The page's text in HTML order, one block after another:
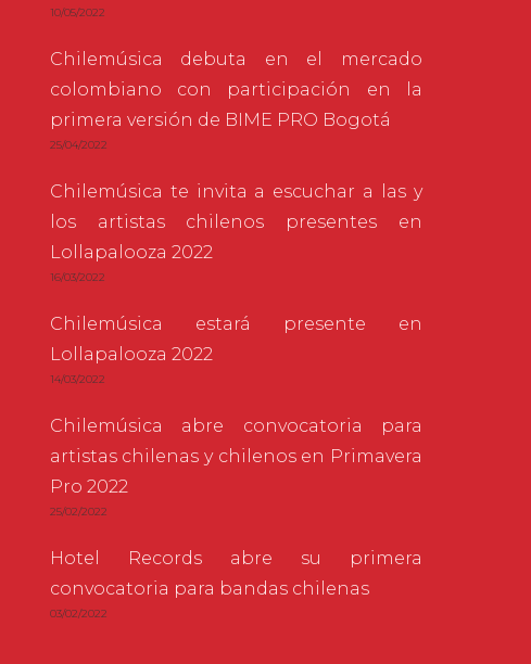
10/05/2022
Chilemúsica debuta en el mercado
colombiano con participación en la
primera versión de BIME PRO Bogotá
25/04/2022
Chilemúsica te invita a escuchar a las y
los artistas chilenos presentes en
Lollapalooza 2022
16/03/2022
Chilemúsica estará presente en
Lollapalooza 2022
14/03/2022
Chilemúsica abre convocatoria para
artistas chilenas y chilenos en Primavera
Pro 2022
25/02/2022
Hotel Records abre su primera
convocatoria para bandas chilenas
03/02/2022